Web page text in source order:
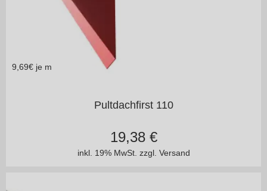
9,69€ je m
Pultdachfirst 110
inkl. 19% MwSt. zzgl. Versand
19,38€